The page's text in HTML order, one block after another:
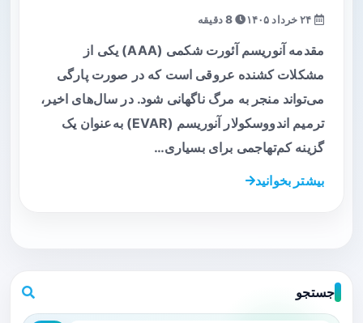
8 دقیقه
مقدمه آنوریسم آئورت شکمی (AAA) یکی از
مشکلات کشنده عروقی است که در صورت پارگی
می‌تواند منجر به مرگ ناگهانی شود. در سال‌های اخیر،
ترمیم اندووسکولار آنوریسم (EVAR) به‌عنوان یک
گزینه کم‌تهاجمی برای بسیاری…
بیشتر بخوانید
جستجو